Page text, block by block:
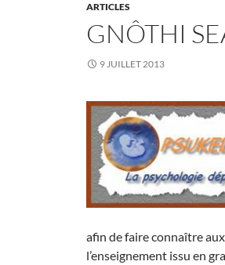
ARTICLES
GNÔTHI
9 JUILLET 2013
afin de faire connaître
l’enseignement issu en